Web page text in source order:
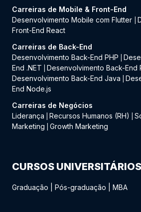
Carreiras de Mobile & Front-End
Desenvolvimento Mobile com Flutter
Front-End React
Carreiras de Back-End
Desenvolvimento Back-End PHP
End .NET
Desenvolvimento Back-End
Desenvolvimento Back-End Java
End Node.js
Carreiras de Negócios
Liderança
Recursos Humanos (RH)
Marketing
Growth Marketing
CURSOS
Graduação Pós-graduação MBA